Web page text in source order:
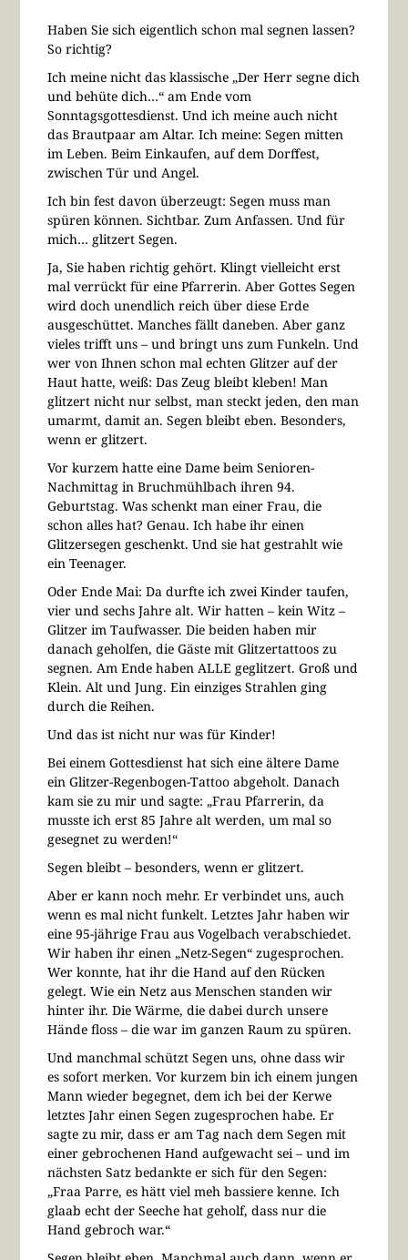
Haben Sie sich eigentlich schon mal segnen lassen?
So richtig?
Ich meine nicht das klassische „Der Herr segne dich
und behüte dich…“ am Ende vom
Sonntagsgottesdienst. Und ich meine auch nicht
das Brautpaar am Altar. Ich meine: Segen mitten
im Leben. Beim Einkaufen, auf dem Dorffest,
zwischen Tür und Angel.
Ich bin fest davon überzeugt: Segen muss man
spüren können. Sichtbar. Zum Anfassen. Und für
mich… glitzert Segen.
Ja, Sie haben richtig gehört. Klingt vielleicht erst
mal verrückt für eine Pfarrerin. Aber Gottes Segen
wird doch unendlich reich über diese Erde
ausgeschüttet. Manches fällt daneben. Aber ganz
vieles trifft uns – und bringt uns zum Funkeln. Und
wer von Ihnen schon mal echten Glitzer auf der
Haut hatte, weiß: Das Zeug bleibt kleben! Man
glitzert nicht nur selbst, man steckt jeden, den man
umarmt, damit an. Segen bleibt eben. Besonders,
wenn er glitzert.
Vor kurzem hatte eine Dame beim Senioren-
Nachmittag in Bruchmühlbach ihren 94.
Geburtstag. Was schenkt man einer Frau, die
schon alles hat? Genau. Ich habe ihr einen
Glitzersegen geschenkt. Und sie hat gestrahlt wie
ein Teenager.
Oder Ende Mai: Da durfte ich zwei Kinder taufen,
vier und sechs Jahre alt. Wir hatten – kein Witz –
Glitzer im Taufwasser. Die beiden haben mir
danach geholfen, die Gäste mit Glitzertattoos zu
segnen. Am Ende haben ALLE geglitzert. Groß und
Klein. Alt und Jung. Ein einziges Strahlen ging
durch die Reihen.
Und das ist nicht nur was für Kinder!
Bei einem Gottesdienst hat sich eine ältere Dame
ein Glitzer-Regenbogen-Tattoo abgeholt. Danach
kam sie zu mir und sagte: „Frau Pfarrerin, da
musste ich erst 85 Jahre alt werden, um mal so
gesegnet zu werden!“
Segen bleibt – besonders, wenn er glitzert.
Aber er kann noch mehr. Er verbindet uns, auch
wenn es mal nicht funkelt. Letztes Jahr haben wir
eine 95-jährige Frau aus Vogelbach verabschiedet.
Wir haben ihr einen „Netz-Segen“ zugesprochen.
Wer konnte, hat ihr die Hand auf den Rücken
gelegt. Wie ein Netz aus Menschen standen wir
hinter ihr. Die Wärme, die dabei durch unsere
Hände floss – die war im ganzen Raum zu spüren.
Und manchmal schützt Segen uns, ohne dass wir
es sofort merken. Vor kurzem bin ich einem jungen
Mann wieder begegnet, dem ich bei der Kerwe
letztes Jahr einen Segen zugesprochen habe. Er
sagte zu mir, dass er am Tag nach dem Segen mit
einer gebrochenen Hand aufgewacht sei – und im
nächsten Satz bedankte er sich für den Segen:
„Fraa Parre, es hätt viel meh bassiere kenne. Ich
glaab echt der Seeche hat geholf, dass nur die
Hand gebroch war.“